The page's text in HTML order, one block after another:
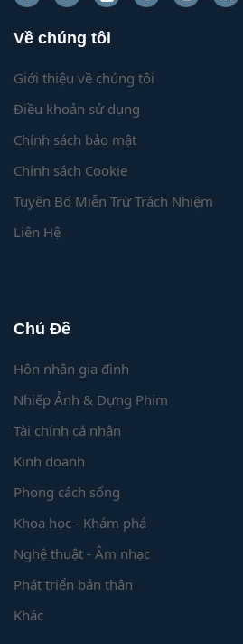
Về chúng tôi
Giới thiệu về chúng tôi
Điều khoản sử dụng
Chính sách bảo mật
Chính sách Cookie
Tuyên Bố Miễn Trừ Trách Nhiệm
Liên Hệ
Chủ Đề
Hôn nhân gia đình
Nhiếp Ảnh & Dựng Phim
Tài chính cá nhân
Kinh doanh
Phong cách sống
Khoa học - Khám phá
Nghệ thuật - Âm nhạc
Phát triển bản thân
Khác